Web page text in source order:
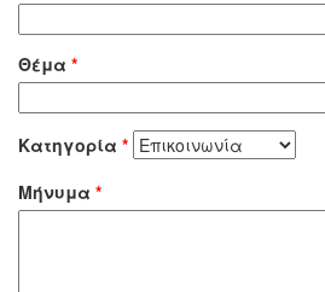
Θέμα *
Κατηγορία *
Μήνυμα *